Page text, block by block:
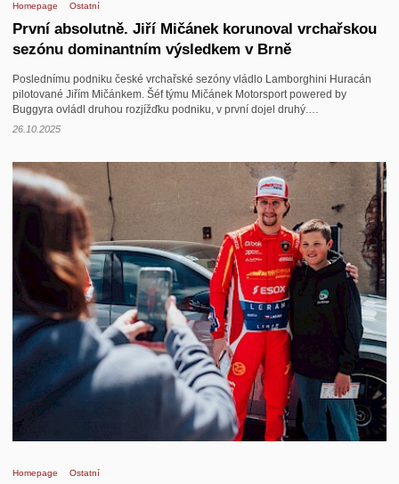
Homepage Ostatní
První absolutně. Jiří Mičánek korunoval vrchařskou
sezónu dominantním výsledkem v Brně
Poslednímu podniku české vrchařské sezóny vládlo Lamborghini Huracán
pilotované Jiřím Mičánkem. Šéf týmu Mičánek Motorsport powered by
Buggyra ovládl druhou rozjížďku podniku, v první dojel druhý.…
26.10.2025
Homepage Ostatní